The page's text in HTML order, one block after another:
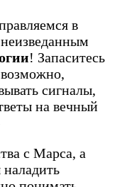
в
! Запаситесь
сигналы,
на вечный
с Марса, а